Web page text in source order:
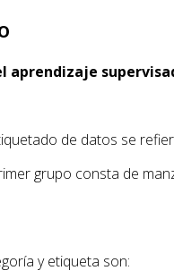
aprendizaje
de datos se
grupo consta de
y etiqueta son: